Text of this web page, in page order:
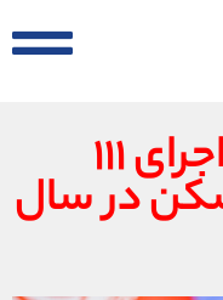
ظرفیت‌سازی برای اجرای ۱۱۱
در سال